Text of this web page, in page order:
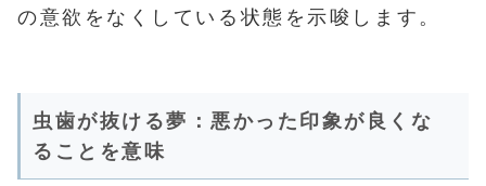
の意欲をなくしている状態を示唆します。
虫歯が抜ける夢：悪かった印象が良くな
ることを意味